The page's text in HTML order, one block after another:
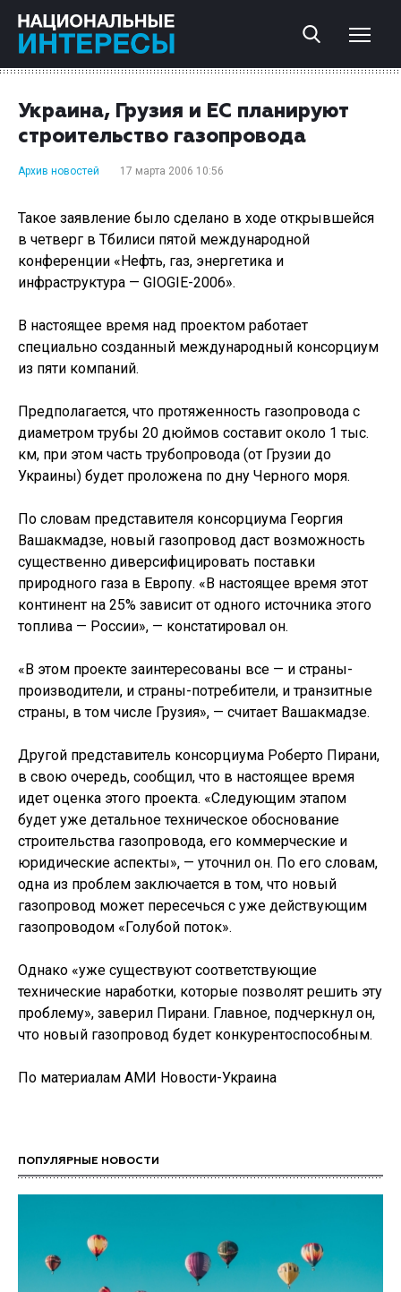
Украина, Грузия и ЕС планируют
строительство газопровода
Архив новостей 17 марта 2006 10:56
Такое заявление было сделано в ходе открывшейся
в четверг в Тбилиси пятой международной
конференции «Нефть, газ, энергетика и
инфраструктура — GIOGIE-2006».
В настоящее время над проектом работает
специально созданный международный консорциум
из пяти компаний.
Предполагается, что протяженность газопровода с
диаметром трубы 20 дюймов составит около 1 тыс.
км, при этом часть трубопровода (от Грузии до
Украины) будет проложена по дну Черного моря.
По словам представителя консорциума Георгия
Вашакмадзе, новый газопровод даст возможность
существенно диверсифицировать поставки
природного газа в Европу. «В настоящее время этот
континент на 25% зависит от одного источника этого
топлива — России», — констатировал он.
«В этом проекте заинтересованы все — и страны-
производители, и страны-потребители, и транзитные
страны, в том числе Грузия», — считает Вашакмадзе.
Другой представитель консорциума Роберто Пирани,
в свою очередь, сообщил, что в настоящее время
идет оценка этого проекта. «Следующим этапом
будет уже детальное техническое обоснование
строительства газопровода, его коммерческие и
юридические аспекты», — уточнил он. По его словам,
одна из проблем заключается в том, что новый
газопровод может пересечься с уже действующим
газопроводом «Голубой поток».
Однако «уже существуют соответствующие
технические наработки, которые позволят решить эту
проблему», заверил Пирани. Главное, подчеркнул он,
что новый газопровод будет конкурентоспособным.
По материалам АМИ Новости-Украина
ПОПУЛЯРНЫЕ НОВОСТИ